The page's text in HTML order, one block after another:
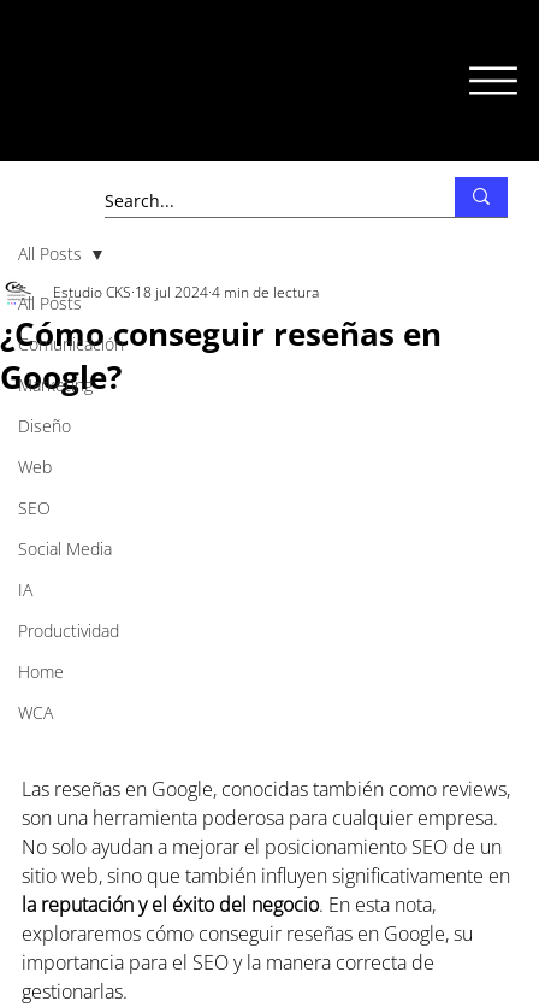
All Posts
Comunicación
Marketing
Diseño
Web
SEO
Social Media
IA
Productividad
Home
WCA
All Posts
¿Cómo conseguir reseñas en
Google?
Estudio CKS 18 jul 20244 min de lectura
Las reseñas en Google, conocidas también como reviews,
son una herramienta poderosa para cualquier empresa.
No solo ayudan a mejorar el posicionamiento SEO de un
sitio web, sino que también influyen significativamente en
la reputación y el éxito del negocio. En esta nota,
exploraremos cómo conseguir reseñas en Google, su
importancia para el SEO y la manera correcta de
gestionarlas.